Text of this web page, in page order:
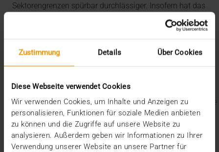
Zustimmung Details Über Cookies
Diese Webseite verwendet Cookies
Wir verwenden Cookies, um Inhalte und Anzeigen zu
personalisieren, Funktionen für soziale Medien anbieten
zu können und die Zugriffe auf unsere Website zu
analysieren. Außerdem geben wir Informationen zu Ihrer
Verwendung unserer Website an unsere Partner für
Sektorengrenzen spürbar durchlässiger. Insofern hat das
Patienten und Mitarbeiter eines Krankenhauses, sondern
Letzte Blogbeiträge
Der EHDS – ein Rahmen für Spielregeln und
Innovation
Der EU AI Act im Krankenhaus: So betten Sie KI in Ihre
Radiologie ein
Mehrwert durch Synergien
So kommen Dokumente automatisch in die ePA
Ein Dutzend Gütesiegel